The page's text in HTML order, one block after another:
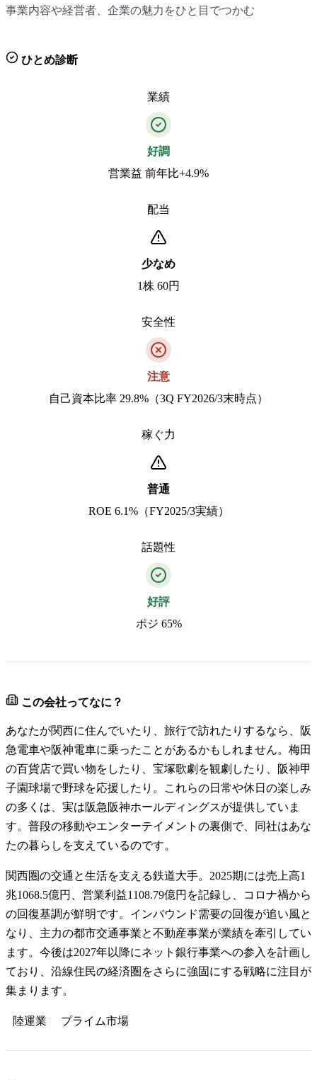
事業内容や経営者、企業の魅力をひと目でつかむ
ひとめ診断
業績
好調
営業益 前年比+4.9%
配当
少なめ
1株 60円
安全性
注意
自己資本比率 29.8%（3Q FY2026/3末時点）
稼ぐ力
普通
ROE 6.1%（FY2025/3実績）
話題性
好評
ポジ 65%
この会社ってなに？
あなたが関西に住んでいたり、旅行で訪れたりするなら、阪
急電車や阪神電車に乗ったことがあるかもしれません。梅田
の百貨店で買い物をしたり、宝塚歌劇を観劇したり、阪神甲
子園球場で野球を応援したり。これらの日常や休日の楽しみ
の多くは、実は阪急阪神ホールディングスが提供していま
す。普段の移動やエンターテイメントの裏側で、同社はあな
たの暮らしを支えているのです。
関西圏の交通と生活を支える鉄道大手。2025期には売上高1
兆1068.5億円、営業利益1108.79億円を記録し、コロナ禍から
の回復基調が鮮明です。インバウンド需要の回復が追い風と
なり、主力の都市交通事業と不動産事業が業績を牽引してい
ます。今後は2027年以降にネット銀行事業への参入を計画し
ており、沿線住民の経済圏をさらに強固にする戦略に注目が
集まります。
陸運業 プライム市場